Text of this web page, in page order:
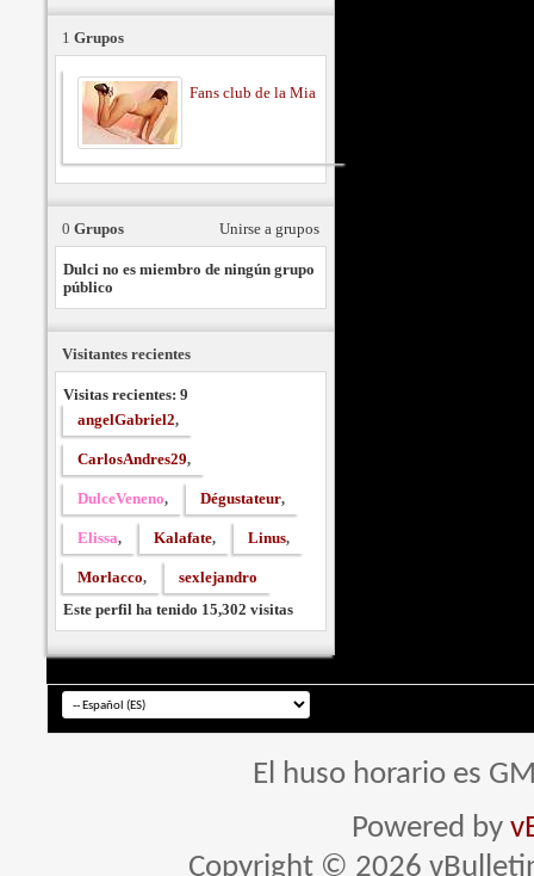
1 Grupos
Fans club de la Mia
Unirse a grupos
0 Grupos
Dulci no es miembro de ningún grupo
público
Visitantes recientes
Visitas recientes: 9
angelGabriel2,
CarlosAndres29,
DulceVeneno, Dégustateur,
Elissa, Kalafate, Linus,
Morlacco,
sexlejandro
Este perfil ha tenido 15,302 visitas
El huso horario es
Powered by
Copyright © 2026